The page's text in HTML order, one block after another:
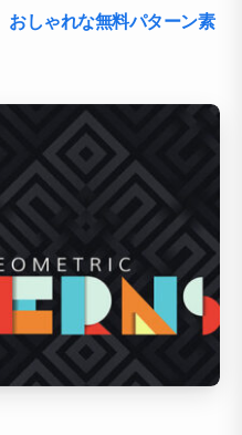
おしゃれな無料パターン素